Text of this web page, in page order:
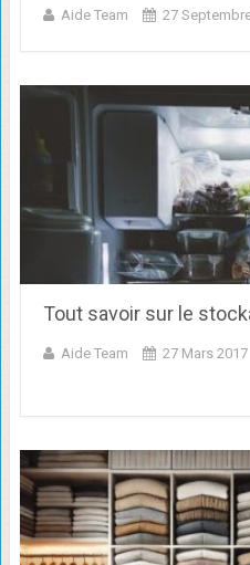
Aide Team 27
Tout savoir sur le
Aide Team 27 Mars 2017